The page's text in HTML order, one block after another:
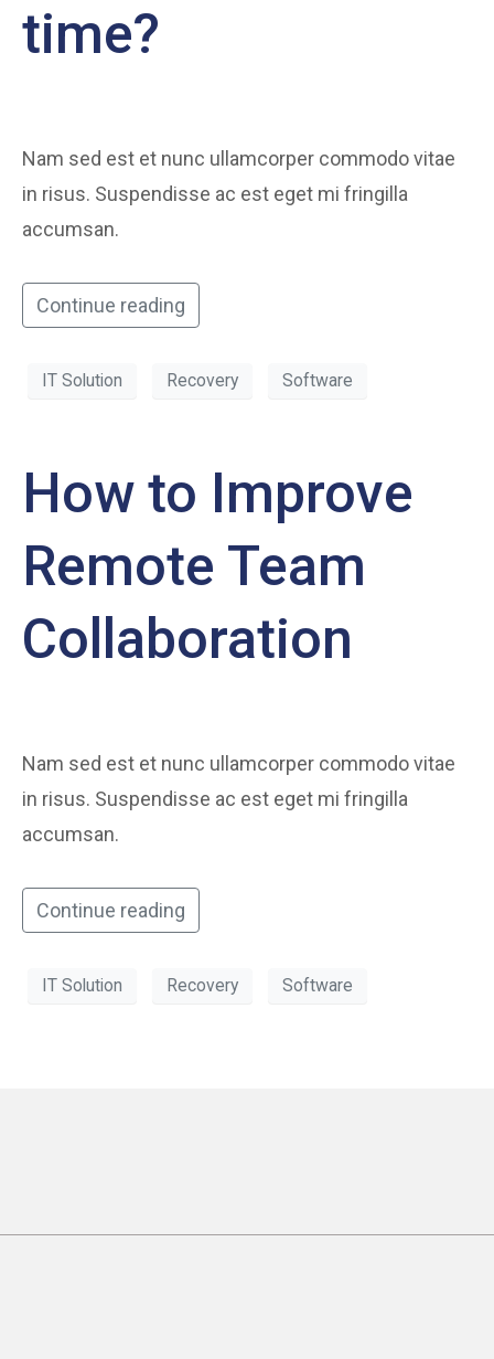
time?
Nam sed est et nunc ullamcorper commodo vitae
in risus. Suspendisse ac est eget mi fringilla
accumsan.
Continue reading
IT Solution Recovery Software
How to Improve
Remote Team
Collaboration
Nam sed est et nunc ullamcorper commodo vitae
in risus. Suspendisse ac est eget mi fringilla
accumsan.
Continue reading
IT Solution Recovery Software